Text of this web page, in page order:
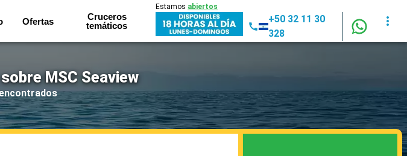
Ofertas
Cruceros
temáticos
Estamos abiertos
+50 32 11 30
328
MSC Seaview